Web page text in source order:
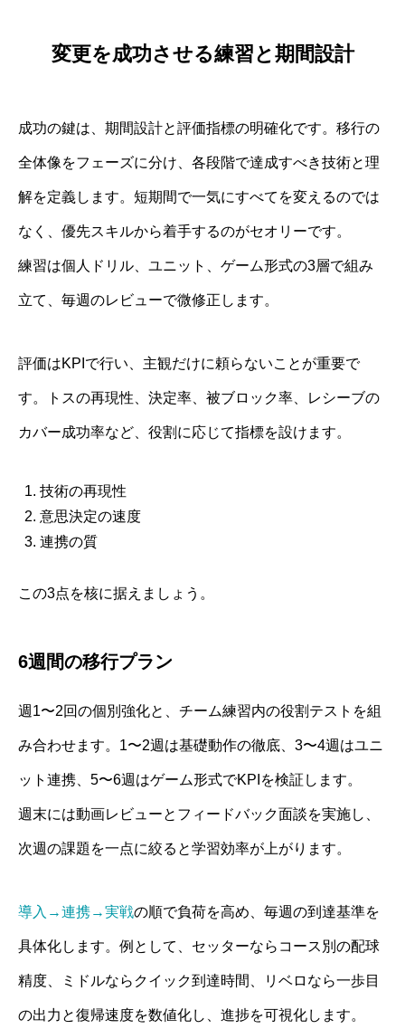
変更を成功させる練習と期間設計
成功の鍵は、期間設計と評価指標の明確化です。移行の
全体像をフェーズに分け、各段階で達成すべき技術と理
解を定義します。短期間で一気にすべてを変えるのでは
なく、優先スキルから着手するのがセオリーです。
練習は個人ドリル、ユニット、ゲーム形式の3層で組み
立て、毎週のレビューで微修正します。
評価はKPIで行い、主観だけに頼らないことが重要で
す。トスの再現性、決定率、被ブロック率、レシーブの
カバー成功率など、役割に応じて指標を設けます。
技術の再現性
意思決定の速度
連携の質
この3点を核に据えましょう。
6週間の移行プラン
週1〜2回の個別強化と、チーム練習内の役割テストを組
み合わせます。1〜2週は基礎動作の徹底、3〜4週はユニ
ット連携、5〜6週はゲーム形式でKPIを検証します。
週末には動画レビューとフィードバック面談を実施し、
次週の課題を一点に絞ると学習効率が上がります。
導入→連携→実戦の順で負荷を高め、毎週の到達基準を
具体化します。例として、セッターならコース別の配球
精度、ミドルならクイック到達時間、リベロなら一歩目
の出力と復帰速度を数値化し、進捗を可視化します。